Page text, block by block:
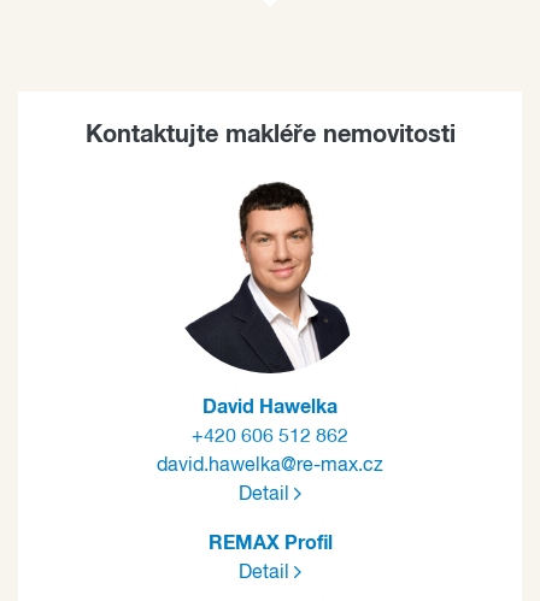
Kontaktujte makléře nemovitosti
David Hawelka
+420 606 512 862
david.hawelka@re-max.cz
Detail
REMAX Profil
Detail